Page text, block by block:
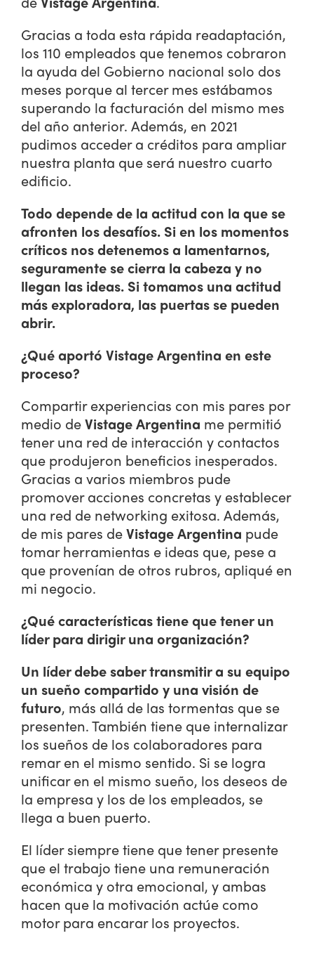
Gracias a toda esta rápida readaptación,
los 110 empleados que tenemos cobraron
la ayuda del Gobierno nacional solo dos
meses porque al tercer mes estábamos
superando la facturación del mismo mes
del año anterior. Además, en 2021
pudimos acceder a créditos para ampliar
nuestra planta que será nuestro cuarto
edificio.
Todo depende de la actitud con la que se
afronten los desafíos. Si en los momentos
críticos nos detenemos a lamentarnos,
seguramente se cierra la cabeza y no
llegan las ideas. Si tomamos una actitud
más exploradora, las puertas se pueden
abrir.
¿Qué aportó Vistage Argentina en este
proceso?
Compartir experiencias con mis pares por
medio deVistage Argentina me permitió
tener una red de interacción y contactos
que produjeron beneficios inesperados.
Gracias a varios miembros pude
promover acciones concretas y establecer
una red de networking exitosa. Además,
de mis pares deVistage Argentina pude
tomar herramientas e ideas que, pese a
que provenían de otros rubros, apliqué en
mi negocio.
¿Qué características tiene que tener un
líder para dirigir una organización?
Un líder debe saber transmitir a su equipo
un sueño compartido y una visión de
futuro, más allá de las tormentas que se
presenten. También tiene que internalizar
los sueños de los colaboradores para
remar en el mismo sentido. Si se logra
unificar en el mismo sueño, los deseos de
la empresa y los de los empleados, se
llega a buen puerto.
El líder siempre tiene que tener presente
que el trabajo tiene una remuneración
económica y otra emocional, y ambas
hacen que la motivación actúe como
motor para encarar los proyectos.